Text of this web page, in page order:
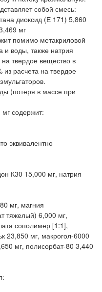
собой смесь:
диоксид (Е 171) 5,860
мг
помимо метакриловой
и воды, также натрия
твердое вещество в
расчета на твердое
(потеря в массе при
содержит:
эквивалентно
К30 15,000 мг, натрия
мг, магния
тяжелый) 6,000 мг,
сополимер [1:1],
23,850 мг, макрогол-6000
мг, полисорбат-80 3,440